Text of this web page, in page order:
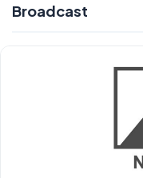
Broadcast